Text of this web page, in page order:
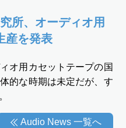
所、オーディオ用
産を発表
オ用カセットテープの国
的な時期は未定だが、す
Audio News 一覧へ